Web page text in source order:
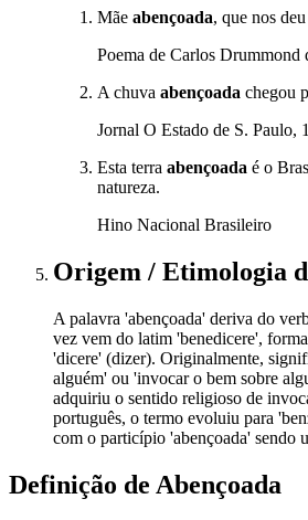
Mãe abençoada, que nos
Poema de Carlos Drummond
A chuva abençoada chegou
Jornal O Estado de S. Paulo,
Esta terra abençoada é o
natureza.
Hino Nacional Brasileiro
Origem / Etimologia
A palavra 'abençoada' deriva do
vez vem do latim 'benedicere',
'dicere' (dizer). Originalmente,
alguém' ou 'invocar o bem sobre
adquiriu o sentido religioso de
português, o termo evoluiu para
com o particípio 'abençoada' sendo
Definição de Abençoada